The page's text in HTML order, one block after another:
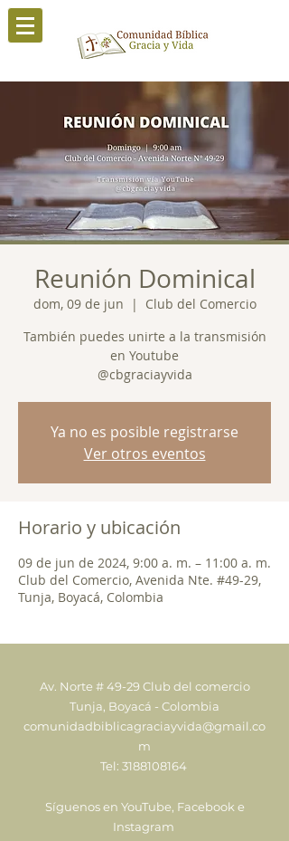
Reunión Dominical
dom, 09 de jun
  |
Club del Comercio
También puedes unirte a la transmisión
en Youtube
@cbgraciayvida
Ya no es posible registrarse
Ver otros eventos
Horario y ubicación
09 de jun de 2024, 9:00 a. m. – 11:00 a. m.
Club del Comercio, Avenida Nte. #49-29,
Tunja, Boyacá, Colombia
Av. Norte # 49-29 Club del comercio
Tunja, Boyacá - Colombia
comunidadbiblicagraciayvida@gmail.co
m
Tel: 3188108164
Síguenos en YouTube, Facebook e
Instagram